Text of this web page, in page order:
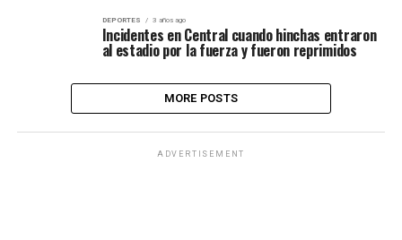
DEPORTES 3 años ago
Incidentes en Central cuando hinchas entraron
al estadio por la fuerza y fueron reprimidos
MORE POSTS
ADVERTISEMENT